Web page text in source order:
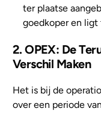
ter plaatse
goedkoper en
2. OPEX: De
Verschil Maken
Het is bij de
over een periode